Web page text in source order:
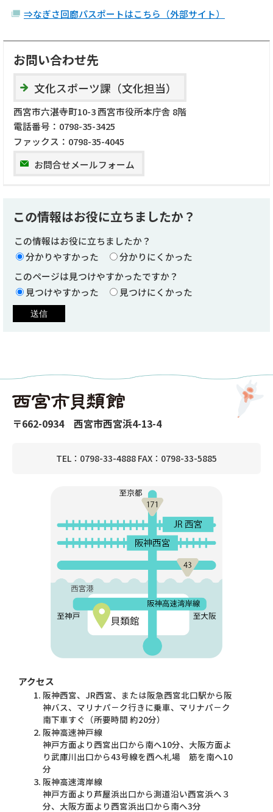
⇒なぎさ回廊パスポートはこちら（外部サイト）
お問い合わせ先
文化スポーツ課（文化担当）
西宮市六湛寺町10-3 西宮市役所本庁舎 8階
電話番号： 0798-35-3425
ファックス： 0798-35-4045
お問合せメールフォーム
この情報はお役に立ちましたか？
この情報はお役に立ちましたか？
分かりやすかった
分かりにくかった
このページは見つけやすかったですか？
見つけやすかった
見つけにくかった
〒662-0934 西宮市西宮浜4-13-4
TEL：0798-33-4888 FAX：0798-33-5885
アクセス
阪神西宮、JR西宮、または阪急西宮北口駅から阪
神バス、マリナパ－ク行きに乗車、マリナパ－ク
南下車すぐ（所要時間 約20分）
阪神高速神戸線
神戸方面より西宮出口から南へ10分、大阪方面よ
り武庫川出口から43号線を西へ札場 筋を南へ10
分
阪神高速湾岸線
神戸方面より芦屋浜出口から測道沿い西宮浜へ３
分、大阪方面より西宮浜出口から南へ3分